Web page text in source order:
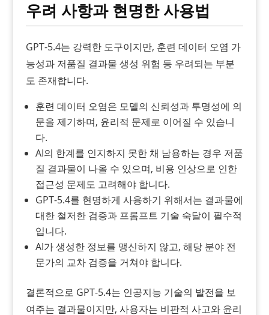
우려 사항과 현명한 사용법
GPT-5.4는 강력한 도구이지만, 훈련 데이터 오염 가
능성과 저품질 결과물 생성 위험 등 우려되는 부분
도 존재합니다.
훈련 데이터 오염은 모델의 신뢰성과 투명성에 의
문을 제기하며, 윤리적 문제로 이어질 수 있습니
다.
AI의 한계를 인지하지 못한 채 남용하는 경우 저품
질 결과물이 나올 수 있으며, 비용 인상으로 인한
접근성 문제도 고려해야 합니다.
GPT-5.4를 현명하게 사용하기 위해서는 결과물에
대한 철저한 검증과 프롬프트 기술 숙달이 필수적
입니다.
AI가 생성한 정보를 맹신하지 않고, 해당 분야 전
문가의 교차 검증을 거쳐야 합니다.
결론적으로 GPT-5.4는 인공지능 기술의 발전을 보
여주는 결과물이지만, 사용자는 비판적 사고와 윤리